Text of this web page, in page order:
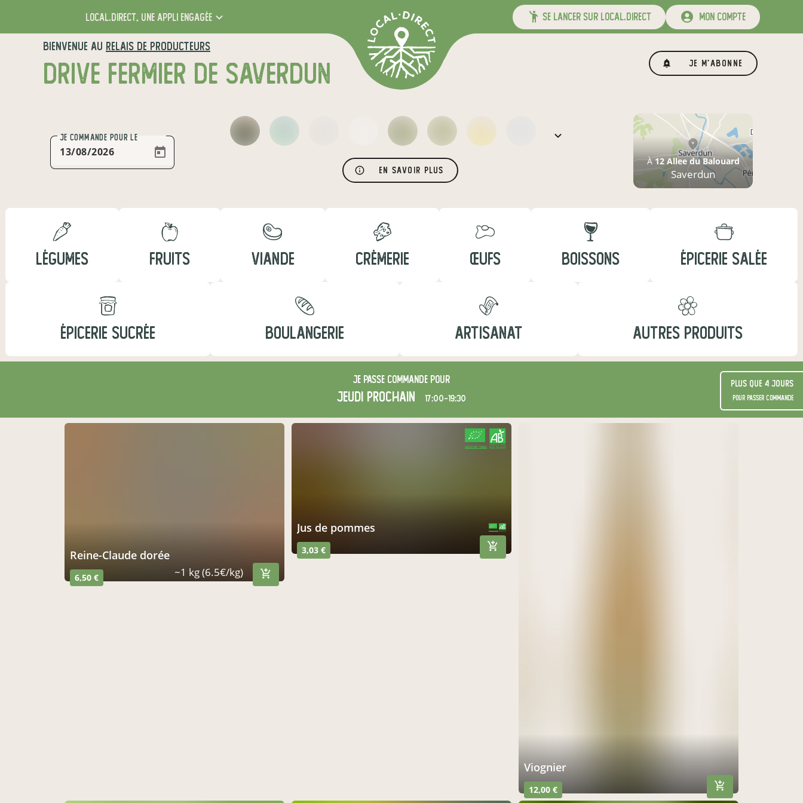
local.direct, une appli engagée se lancer sur local.direct mon compte
BIENVENUE AU RELAIS DE PRODUCTEURS
DRIVE FERMIER DE SAVERDUN Je m'abonne
JE COMMANDE POUR LE
En savoir plus
À12 Allee du Balouard
Saverdun
LÉGUMES FRUITS VIANDE CRÈMERIE ŒUFS BOISSONS ÉPICERIE SALÉE
ÉPICERIE SUCRÉE BOULANGERIE ARTISANAT AUTRES PRODUITS
Je passe commande pour
jeudi prochain 17:00-19:30
Plus que 4 jours
pour passer commande
Reine-Claude dorée
6,50 € ~1 kg (6.5€/kg)
jus de pommes
3,03 €
CERTIFIÉ PAR FR-BIO-01
AGRICULTURE FRANCE
Viognier
12,00 €